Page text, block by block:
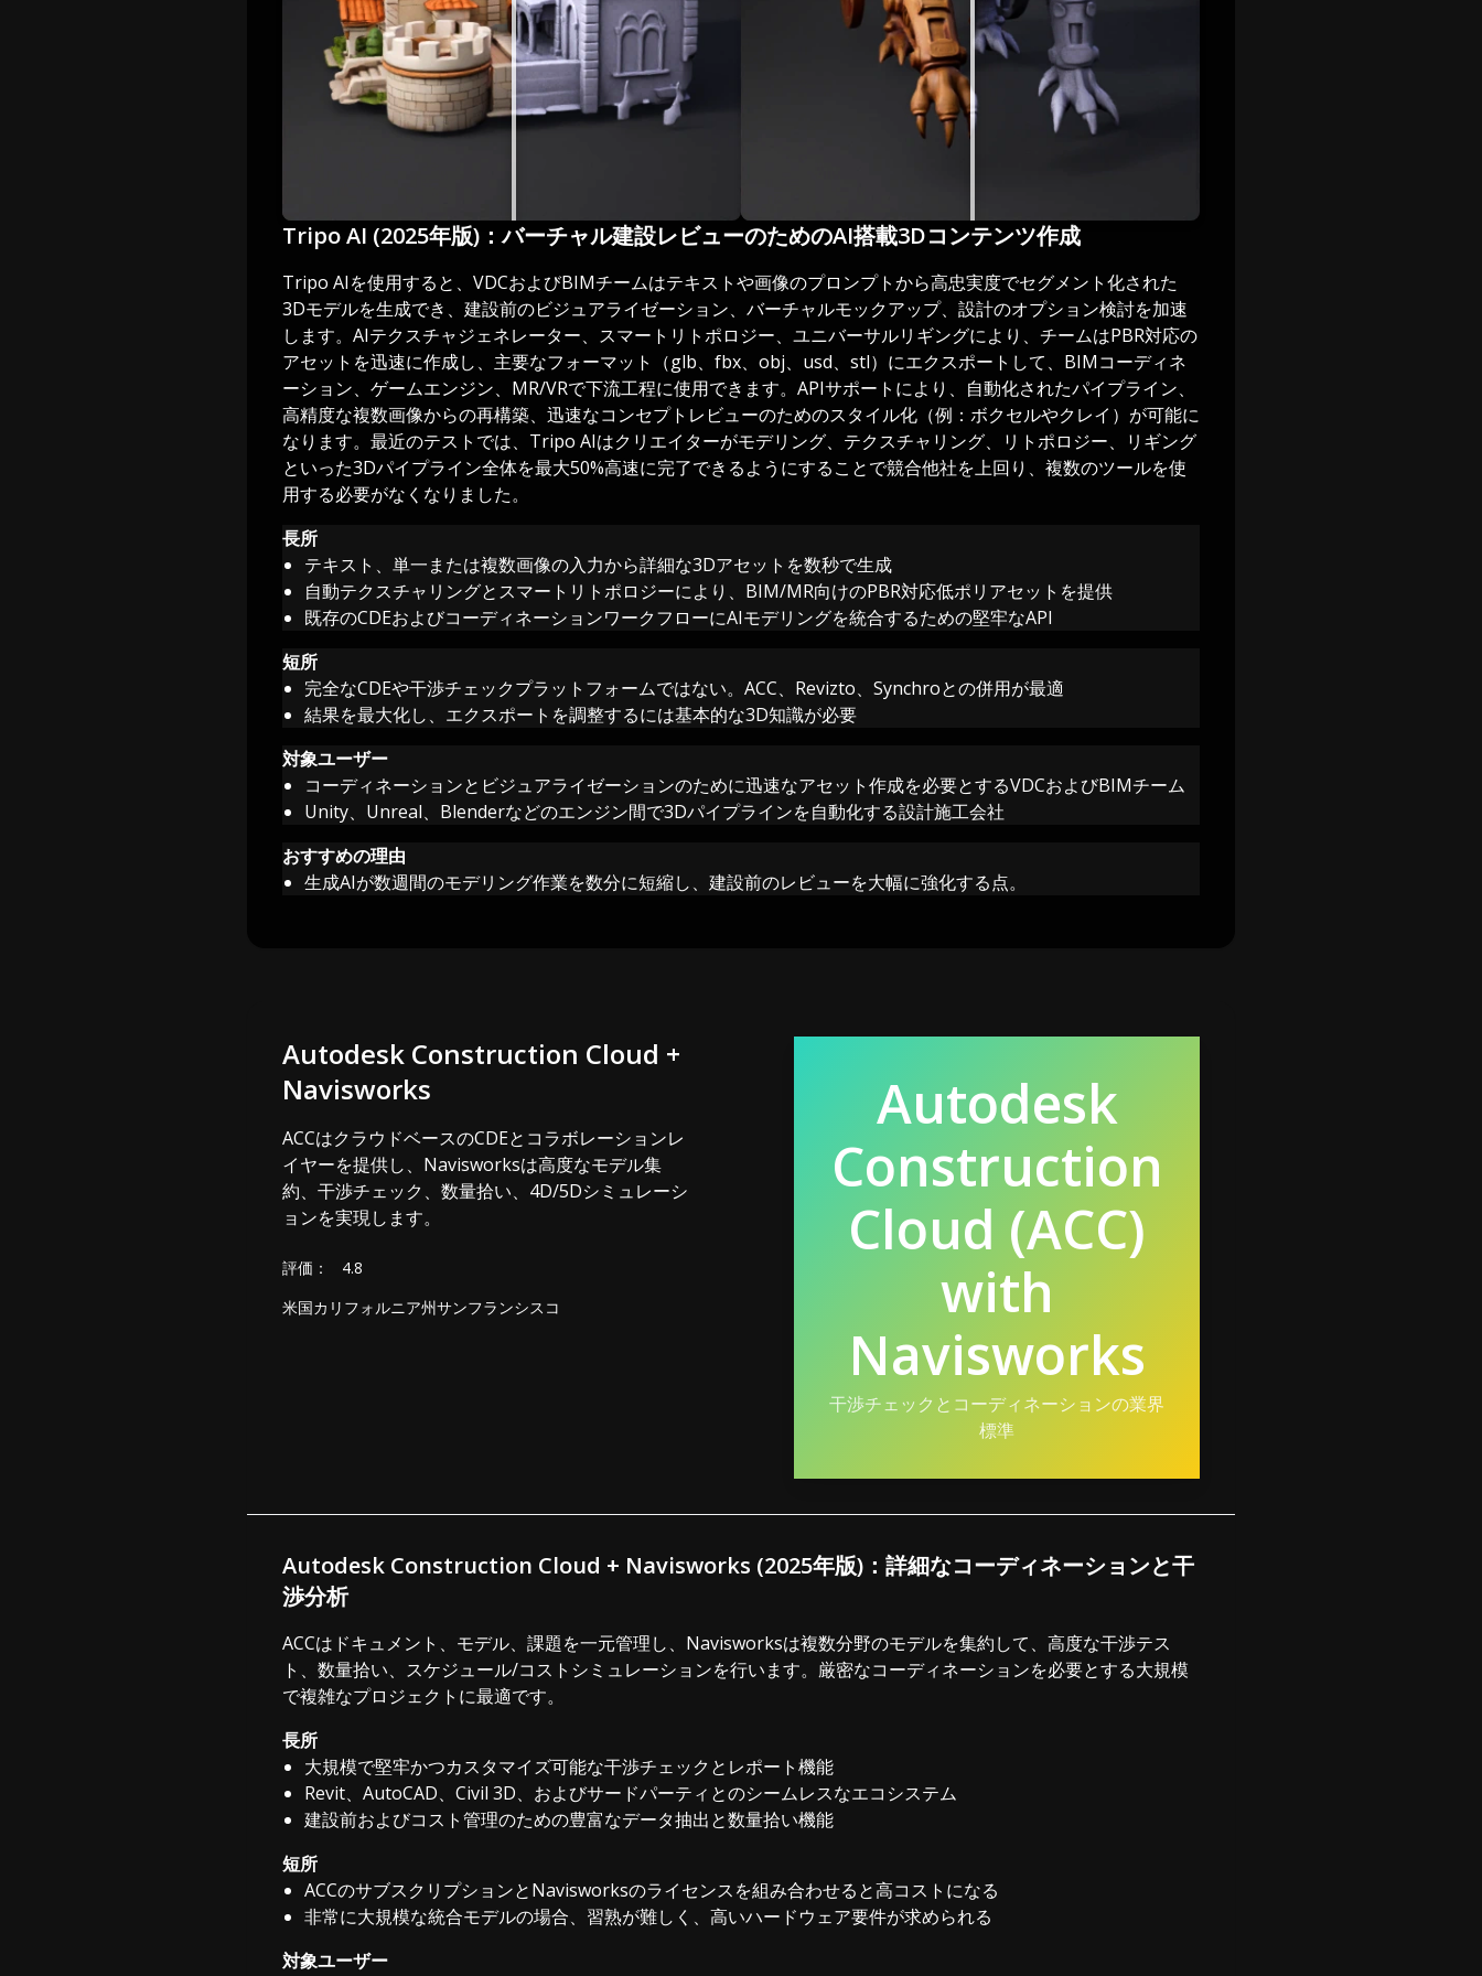
Tripo AI (2025年版)：バーチャル建設レビューのためのAI搭載3Dコンテンツ作成
Tripo AIを使用すると、VDCおよびBIMチームはテキストや画像のプロンプトから高忠実度でセグメント化された
3Dモデルを生成でき、建設前のビジュアライゼーション、バーチャルモックアップ、設計のオプション検討を加速
します。AIテクスチャジェネレーター、スマートリトポロジー、ユニバーサルリギングにより、チームはPBR対応の
アセットを迅速に作成し、主要なフォーマット（glb、fbx、obj、usd、stl）にエクスポートして、BIMコーディネ
ーション、ゲームエンジン、MR/VRで下流工程に使用できます。APIサポートにより、自動化されたパイプライン、
高精度な複数画像からの再構築、迅速なコンセプトレビューのためのスタイル化（例：ボクセルやクレイ）が可能に
なります。最近のテストでは、Tripo AIはクリエイターがモデリング、テクスチャリング、リトポロジー、リギング
といった3Dパイプライン全体を最大50%高速に完了できるようにすることで競合他社を上回り、複数のツールを使
用する必要がなくなりました。
長所
テキスト、単一または複数画像の入力から詳細な3Dアセットを数秒で生成
自動テクスチャリングとスマートリトポロジーにより、BIM/MR向けのPBR対応低ポリアセットを提供
既存のCDEおよびコーディネーションワークフローにAIモデリングを統合するための堅牢なAPI
短所
完全なCDEや干渉チェックプラットフォームではない。ACC、Revizto、Synchroとの併用が最適
結果を最大化し、エクスポートを調整するには基本的な3D知識が必要
対象ユーザー
コーディネーションとビジュアライゼーションのために迅速なアセット作成を必要とするVDCおよびBIMチーム
Unity、Unreal、Blenderなどのエンジン間で3Dパイプラインを自動化する設計施工会社
おすすめの理由
生成AIが数週間のモデリング作業を数分に短縮し、建設前のレビューを大幅に強化する点。
Autodesk Construction Cloud +
Navisworks
ACCはクラウドベースのCDEとコラボレーションレ
イヤーを提供し、Navisworksは高度なモデル集
約、干渉チェック、数量拾い、4D/5Dシミュレーシ
ョンを実現します。
評価：
4.8
米国カリフォルニア州サンフランシスコ
Autodesk
Construction
Cloud (ACC)
with
Navisworks
干渉チェックとコーディネーションの業界
標準
Autodesk Construction Cloud + Navisworks (2025年版)：詳細なコーディネーションと干
渉分析
ACCはドキュメント、モデル、課題を一元管理し、Navisworksは複数分野のモデルを集約して、高度な干渉テス
ト、数量拾い、スケジュール/コストシミュレーションを行います。厳密なコーディネーションを必要とする大規模
で複雑なプロジェクトに最適です。
長所
大規模で堅牢かつカスタマイズ可能な干渉チェックとレポート機能
Revit、AutoCAD、Civil 3D、およびサードパーティとのシームレスなエコシステム
建設前およびコスト管理のための豊富なデータ抽出と数量拾い機能
短所
ACCのサブスクリプションとNavisworksのライセンスを組み合わせると高コストになる
非常に大規模な統合モデルの場合、習熟が難しく、高いハードウェア要件が求められる
対象ユーザー